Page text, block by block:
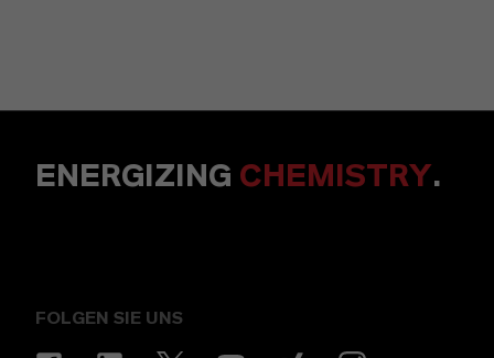
ENERGIZING CHEMISTRY.
FOLGEN SIE UNS